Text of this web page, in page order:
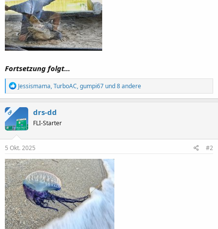
Fortsetzung folgt...
R
e
a
k
i
o
n
e
:
Jessismama,TurboAC,gumpi67 und 8 andere
OP drs-dd
FLI-Starter
5 Okt. 2025 #2